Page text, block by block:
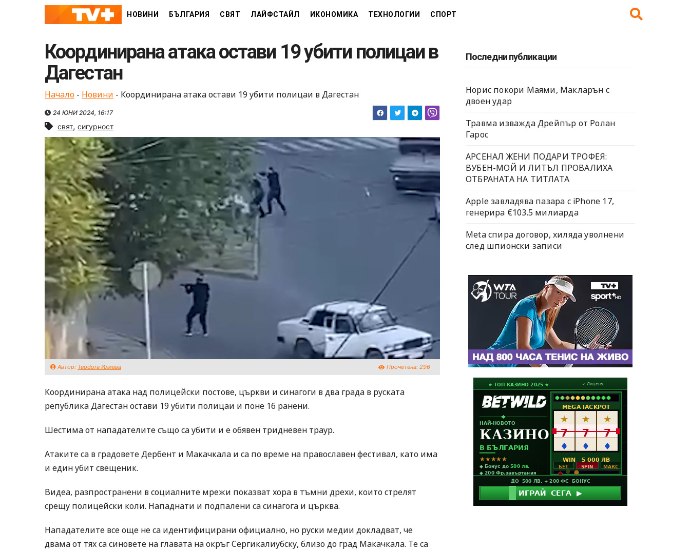
НОВИНИ БЪЛГАРИЯ СВЯТ ЛАЙФСТАЙЛ ИКОНОМИКА ТЕХНОЛОГИИ СПОРТ
Координирана атака остави 19 убити полицаи в
Дагестан
Начало - Новини - Координирана атака остави 19 убити полицаи в Дагестан
24 ЮНИ 2024, 16:17
свят, сигурност
Автор: Teodora Илиева Прочетена: 296
Координирана атака над полицейски постове, църкви и синагоги в два града в руската
република Дагестан остави 19 убити полицаи и поне 16 ранени.
Шестима от нападателите също са убити и е обявен тридневен траур.
Атаките са в градовете Дербент и Макачкала и са по време на православен фестивал, като има
и един убит свещеник.
Видеа, разпространени в социалните мрежи показват хора в тъмни дрехи, които стрелят
срещу полицейски коли. Нападнати и подпалени са синагога и църква.
Нападателите все още не са идентифицирани официално, но руски медии докладват, че
двама от тях са синовете на главата на окръг Сергикалиубску, близо до град Макачкала. Те са
Последни публикации
Норис покори Маями, Макларън с
двоен удар
Травма изважда Дрейпър от Ролан
Гарос
АРСЕНАЛ ЖЕНИ ПОДАРИ ТРОФЕЯ:
ВУБЕН-МОЙ И ЛИТЪЛ ПРОВАЛИХА
ОТБРАНАТА НА ТИТЛАТА
Apple завладява пазара с iPhone 17,
генерира €103.5 милиарда
Meta спира договор, хиляда уволнени
след шпионски записи